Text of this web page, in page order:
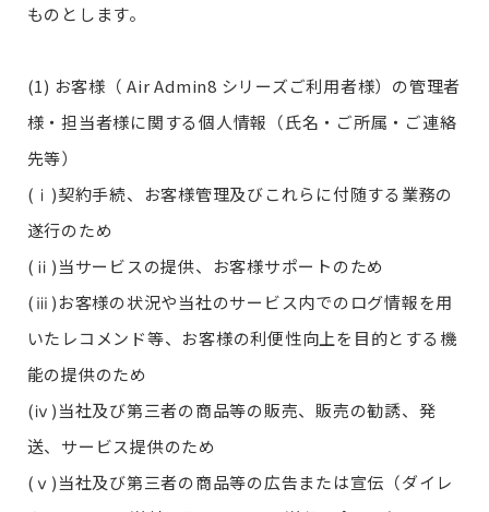
ものとします。
(1) お客様（ Air Admin8 シリーズご利用者様）の管理者
様・担当者様に関する個人情報（氏名・ご所属・ご連絡
先等）
(ⅰ)契約手続、お客様管理及びこれらに付随する業務の
遂行のため
(ⅱ)当サービスの提供、お客様サポートのため
(ⅲ)お客様の状況や当社のサービス内でのログ情報を用
いたレコメンド等、お客様の利便性向上を目的とする機
能の提供のため
(ⅳ)当社及び第三者の商品等の販売、販売の勧誘、発
送、サービス提供のため
(ⅴ)当社及び第三者の商品等の広告または宣伝（ダイレ